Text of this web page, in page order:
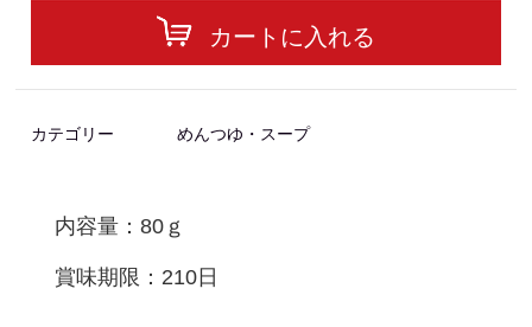
カートに入れる
カテゴリー めんつゆ・スープ
内容量：80ｇ
賞味期限：210日